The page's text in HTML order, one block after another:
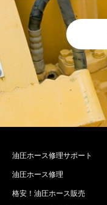
油圧ホース修理サポート
油圧ホース修理
格安！油圧ホース販売